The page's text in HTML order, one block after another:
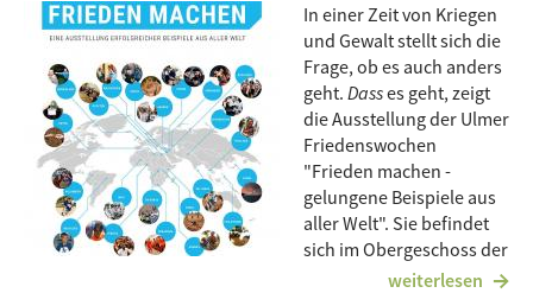
In einer Zeit von Kriegen
und Gewalt stellt sich die
Frage, ob es auch anders
geht. Dasses geht, zeigt
die Ausstellung der Ulmer
Friedenswochen
"Frieden machen -
gelungene Beispiele aus
aller Welt". Sie befindet
sich im Obergeschoss der
vH Ulm und zeigt anhand
weiterlesen